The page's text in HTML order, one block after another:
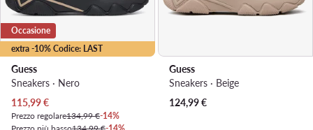
extra -10% Codice: LAST
Occasione
Guess
Sneakers · Nero
Prezzo attuale
115,99€
Prezzo regolare134,99 €-14%
Guess
Sneakers · Beige
124,99€